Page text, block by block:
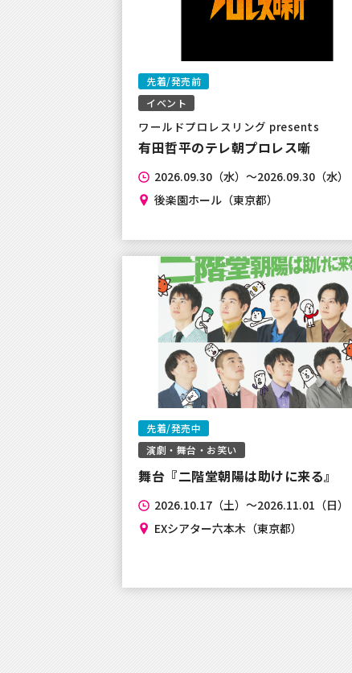
【年末年始のお問合せ対応につき
2023年12月13日
【重要なお知らせ】チケットの不
トラブルについての注意喚起
2023年11月29日
【サービスログインについて】
【重要なお知らせ】現在、サー
について復旧作業中です。
2023年11月20日
【重要なお知らせ】電話番号認
ダンスによる電話認証に変更致し
【重要なお知らせ】現在、クレ
な状態となります。
2023年11月8日
【重要なお知らせ】現在、一時
先着/発売前
イベント
ワールドプロレスリング presents
有田哲平のテレ朝プロレス噺
2026.09.30（水）～2026.09.30（水）
後楽園ホール（東京都）
先着/発売中
演劇・舞台・お笑い
舞台『二階堂朝陽は助けに来る』
2026.10.17（土）～2026.11.01（日）
EXシアター六本木（東京都）